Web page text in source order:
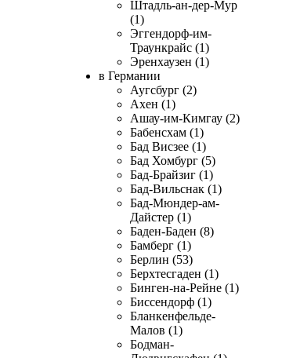
Штадль-ан-дер-Мур
(1)
Эггендорф-им-
Траункрайс (1)
Эренхаузен (1)
в Германии
Аугсбург (2)
Ахен (1)
Ашау-им-Кимгау (2)
Бабенсхам (1)
Бад Висзее (1)
Бад Хомбург (5)
Бад-Брайзиг (1)
Бад-Вильснак (1)
Бад-Мюндер-ам-
Дайстер (1)
Баден-Баден (8)
Бамберг (1)
Берлин (53)
Берхтесгаден (1)
Бинген-на-Рейне (1)
Биссендорф (1)
Бланкенфельде-
Малов (1)
Бодман-